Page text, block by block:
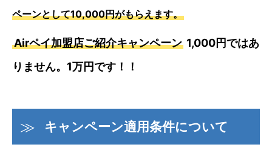
ペーンとして10,000円がもらえます。
Airペイ加盟店ご紹介キャンペーン 1,000円ではあ
りません。1万円です！！
キャンペーン適用条件について